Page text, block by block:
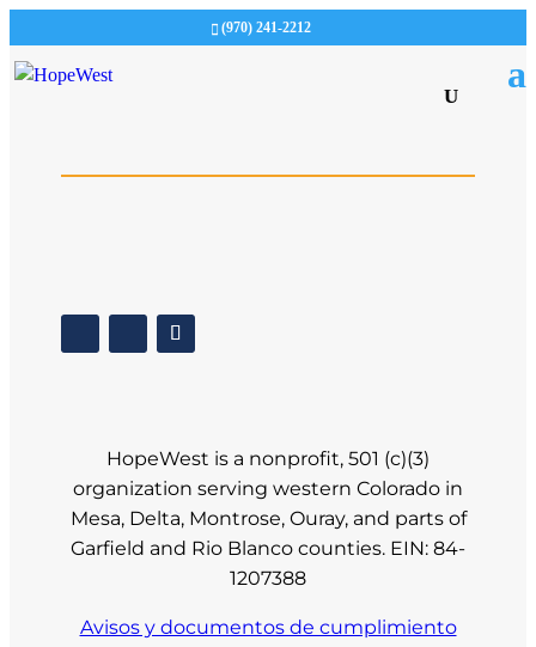
(970) 241-2212
HopeWest is a nonprofit, 501 (c)(3)
organization serving western Colorado in
Mesa, Delta, Montrose, Ouray, and parts of
Garfield and Rio Blanco counties. EIN: 84-
1207388
Avisos y documentos de cumplimiento